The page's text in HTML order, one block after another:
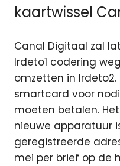
kaartwissel
Canal Digitaal zal
Irdeto1 codering
omzetten in
smartcard voor
moeten betalen.
nieuwe apparatuur
geregistreerde
mei per brief op de